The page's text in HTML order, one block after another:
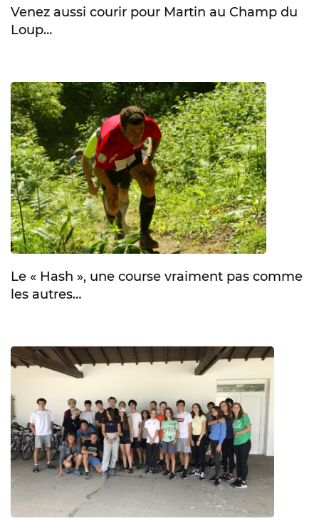
Venez aussi courir pour Martin au Champ du
Loup…
Le « Hash », une course vraiment pas comme
les autres…